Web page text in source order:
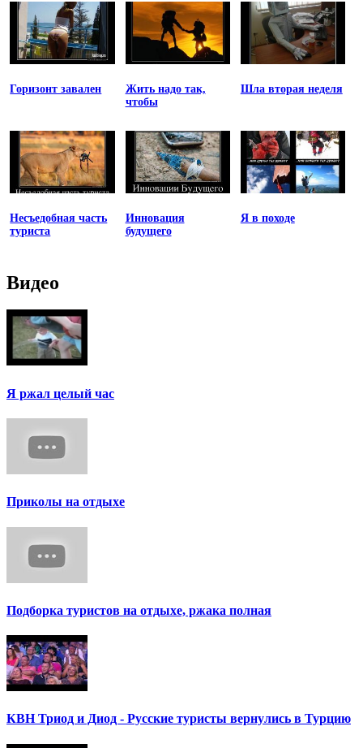
Горизонт завален
Жить надо так,
чтобы
Шла вторая неделя
Несъедобная часть
туриста
Инновация
будущего
Я в походе
Видео
Я ржал целый час
Приколы на отдыхе
Подборка туристов на отдыхе, ржака полная
КВН Триод и Диод - Русские туристы вернулись в Турцию